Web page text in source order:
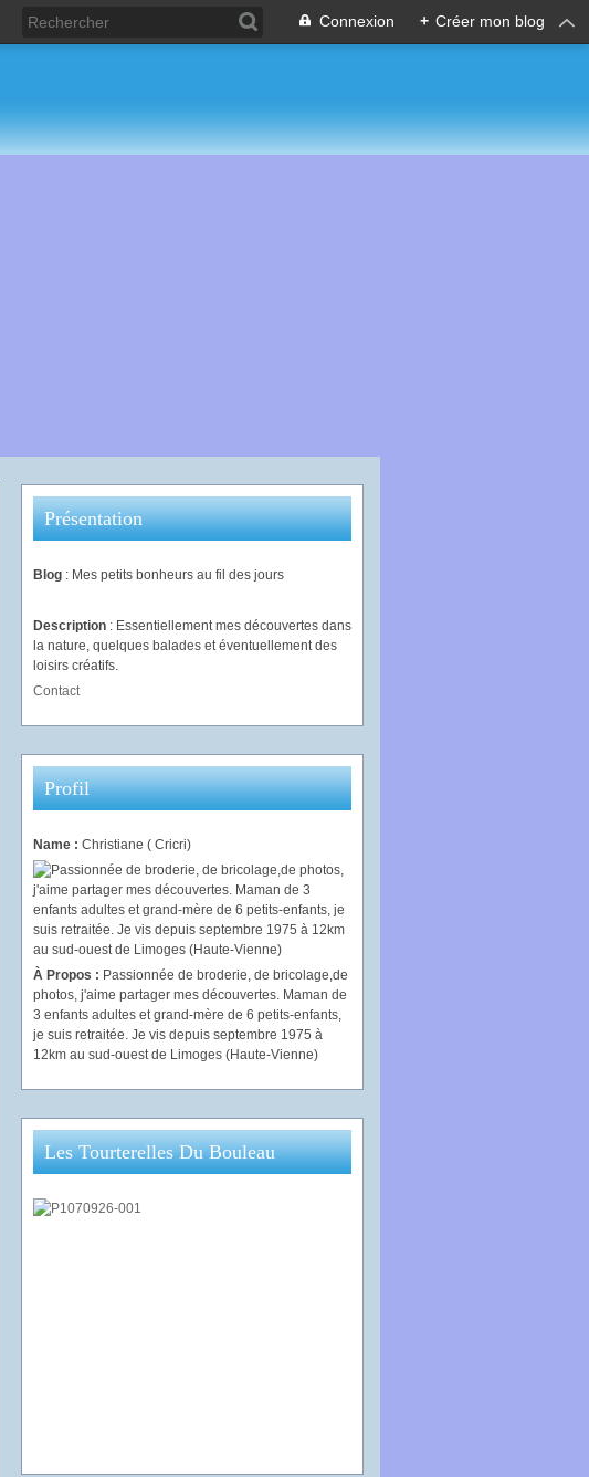
Connexion + Créer mon blog
Présentation
Blog : Mes petits bonheurs au fil des jours
Description : Essentiellement mes découvertes dans
la nature, quelques balades et éventuellement des
loisirs créatifs.
Contact
Profil
Name : Christiane ( Cricri)
À Propos : Passionnée de broderie, de bricolage,de
photos, j'aime partager mes découvertes. Maman de
3 enfants adultes et grand-mère de 6 petits-enfants,
je suis retraitée. Je vis depuis septembre 1975 à
12km au sud-ouest de Limoges (Haute-Vienne)
Les Tourterelles Du Bouleau